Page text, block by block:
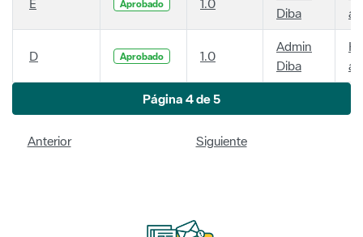
Aprobado
Diba
D Aprobado 1.0
Admin
Diba
Página 4 de 5
Anterior Siguiente